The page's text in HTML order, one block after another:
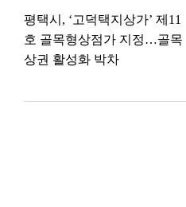
평택시, ‘고덕택지상가’ 제11
호 골목형상점가 지정…골목
상권 활성화 박차